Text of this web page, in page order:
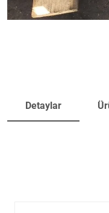
Detaylar